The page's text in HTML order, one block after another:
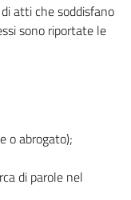
atti che soddisfano
sono riportate le
o abrogato);
di parole nel